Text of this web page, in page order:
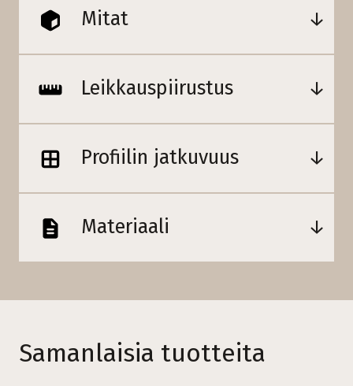
Mitat
Leikkauspiirustus
Profiilin jatkuvuus
Materiaali
Samanlaisia tuotteita